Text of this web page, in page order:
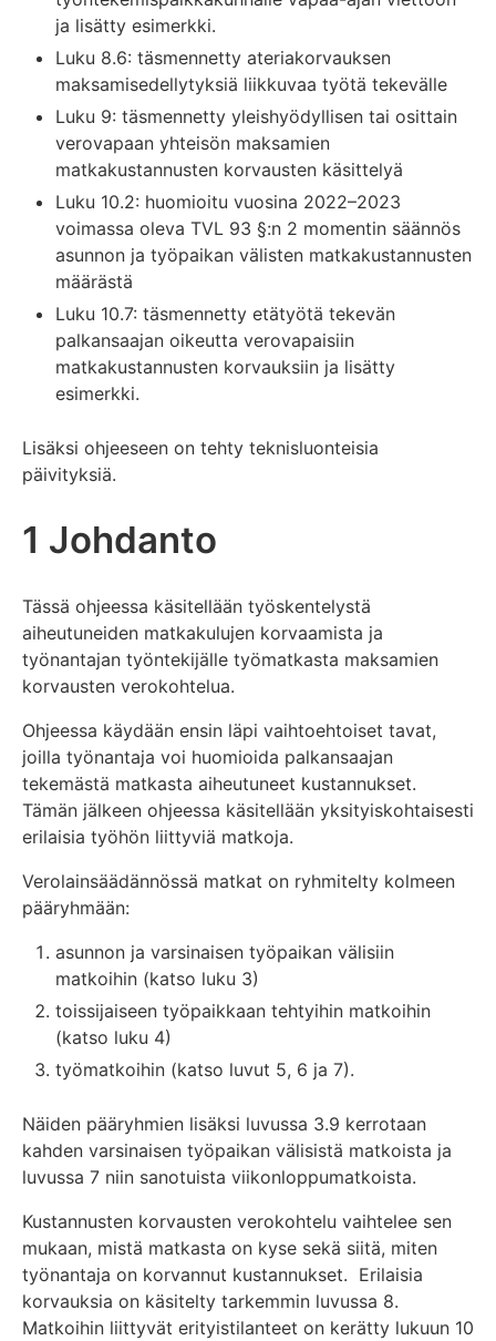
ja lisätty esimerkki.
Luku 8.6: täsmennetty ateriakorvauksen
maksamisedellytyksiä liikkuvaa työtä tekevälle
Luku 9: täsmennetty yleishyödyllisen tai osittain
verovapaan yhteisön maksamien
matkakustannusten korvausten käsittelyä
Luku 10.2: huomioitu vuosina 2022–2023
voimassa oleva TVL 93 §:n 2 momentin säännös
asunnon ja työpaikan välisten matkakustannusten
määrästä
Luku 10.7: täsmennetty etätyötä tekevän
palkansaajan oikeutta verovapaisiin
matkakustannusten korvauksiin ja lisätty
esimerkki.
Lisäksi ohjeeseen on tehty teknisluonteisia
päivityksiä.
1 Johdanto
Tässä ohjeessa käsitellään työskentelystä
aiheutuneiden matkakulujen korvaamista ja
työnantajan työntekijälle työmatkasta maksamien
korvausten verokohtelua.
Ohjeessa käydään ensin läpi vaihtoehtoiset tavat,
joilla työnantaja voi huomioida palkansaajan
tekemästä matkasta aiheutuneet kustannukset.
Tämän jälkeen ohjeessa käsitellään yksityiskohtaisesti
erilaisia työhön liittyviä matkoja.
Verolainsäädännössä matkat on ryhmitelty kolmeen
pääryhmään:
asunnon ja varsinaisen työpaikan välisiin
matkoihin (katso luku 3)
toissijaiseen työpaikkaan tehtyihin matkoihin
(katso luku 4)
työmatkoihin (katso luvut 5, 6 ja 7).
Näiden pääryhmien lisäksi luvussa 3.9 kerrotaan
kahden varsinaisen työpaikan välisistä matkoista ja
luvussa 7 niin sanotuista viikonloppumatkoista.
Kustannusten korvausten verokohtelu vaihtelee sen
mukaan, mistä matkasta on kyse sekä siitä, miten
työnantaja on korvannut kustannukset. Erilaisia
korvauksia on käsitelty tarkemmin luvussa 8.
Matkoihin liittyvät erityistilanteet on kerätty lukuun 10